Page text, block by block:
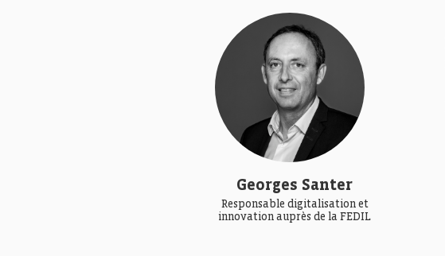
Georges Santer
Responsable digitalisation et
innovation auprès de la FEDIL